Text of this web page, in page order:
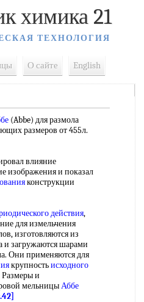
химика 21
ТЕХНОЛОГИЯ
О сайте English
(Abbe) для размола
размеров от 455л.
влияние
изображения и показал
конструкции
действия,
для измельчения
изготовляются из
и загружаются шарами
Они применяются для
крупностьисходного
и
мельницыАббе